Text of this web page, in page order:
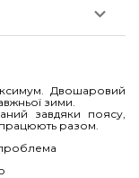
Двошаровий
зими.
завдяки поясу,
разом.
проблема